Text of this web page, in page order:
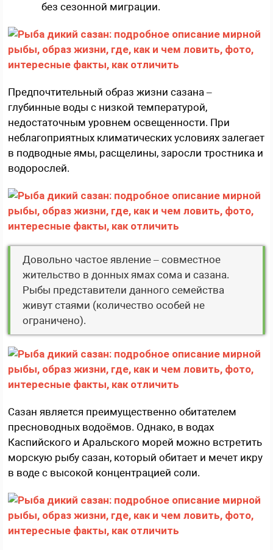
без сезонной миграции.
Предпочтительный образ жизни сазана –
глубинные воды с низкой температурой,
недостаточным уровнем освещенности. При
неблагоприятных климатических условиях залегает
в подводные ямы, расщелины, заросли тростника и
водорослей.
Довольно частое явление – совместное
жительство в донных ямах сома и сазана.
Рыбы представители данного семейства
живут стаями (количество особей не
ограничено).
Сазан является преимущественно обитателем
пресноводных водоёмов. Однако, в водах
Каспийского и Аральского морей можно встретить
морскую рыбу сазан, который обитает и мечет икру
в воде с высокой концентрацией соли.